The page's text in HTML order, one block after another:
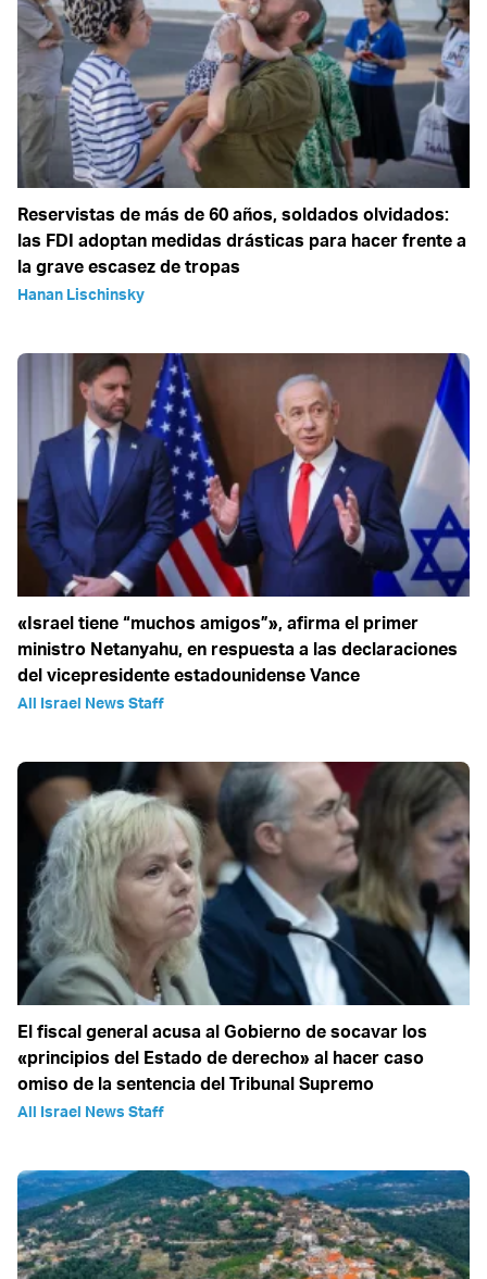
Reservistas de más de 60 años, soldados olvidados:
las FDI adoptan medidas drásticas para hacer frente a
la grave escasez de tropas
Hanan Lischinsky
«Israel tiene “muchos amigos”», afirma el primer
ministro Netanyahu, en respuesta a las declaraciones
del vicepresidente estadounidense Vance
All Israel News Staff
El fiscal general acusa al Gobierno de socavar los
«principios del Estado de derecho» al hacer caso
omiso de la sentencia del Tribunal Supremo
All Israel News Staff